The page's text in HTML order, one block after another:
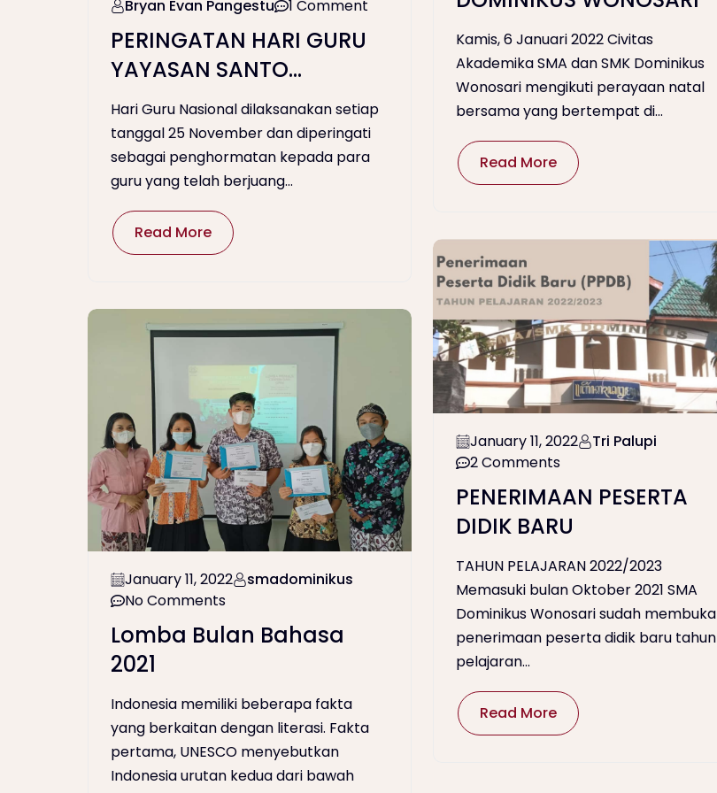
Bryan Evan Pangestu 1 Comment
PERINGATAN HARI GURU
YAYASAN SANTO
DOMINIKUS
Hari Guru Nasional dilaksanakan setiap
tanggal 25 November dan diperingati
sebagai penghormatan kepada para
guru yang telah berjuang...
Read More
Kamis, 6 Januari 2022 Civitas
Akademika SMA dan SMK Dominikus
Wonosari mengikuti perayaan natal
bersama yang bertempat di...
Read More
January 11, 2022
Tri Palupi
2 Comments
PENERIMAAN PESERTA
DIDIK BARU
TAHUN PELAJARAN 2022/2023
Memasuki bulan Oktober 2021 SMA
Dominikus Wonosari sudah membuka
penerimaan peserta didik baru tahun
pelajaran...
Read More
January 11, 2022
smadominikus
No Comments
Lomba Bulan Bahasa
2021
Indonesia memiliki beberapa fakta
yang berkaitan dengan literasi. Fakta
pertama, UNESCO menyebutkan
Indonesia urutan kedua dari bawah